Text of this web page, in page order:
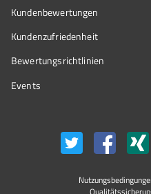
Kundenbewertungen
Kundenzufriedenheit
Bewertungs­richtlinien
Events